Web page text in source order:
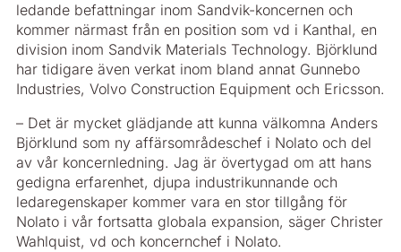
ledande befattningar inom Sandvik-koncernen och
kommer närmast från en position som vd i Kanthal, en
division inom Sandvik Materials Technology. Björklund
har tidigare även verkat inom bland annat Gunnebo
Industries, Volvo Construction Equipment och Ericsson.
– Det är mycket glädjande att kunna välkomna Anders
Björklund som ny affärsområdeschef i Nolato och del
av vår koncernledning. Jag är övertygad om att hans
gedigna erfarenhet, djupa industrikunnande och
ledaregenskaper kommer vara en stor tillgång för
Nolato i vår fortsatta globala expansion, säger Christer
Wahlquist, vd och koncernchef i Nolato.